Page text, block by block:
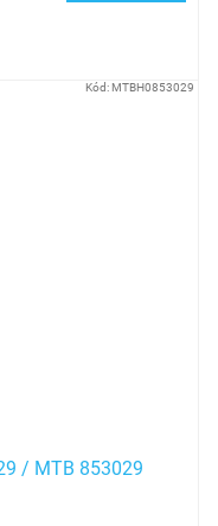
/ MTB 853029
Kód:MTBH0853029